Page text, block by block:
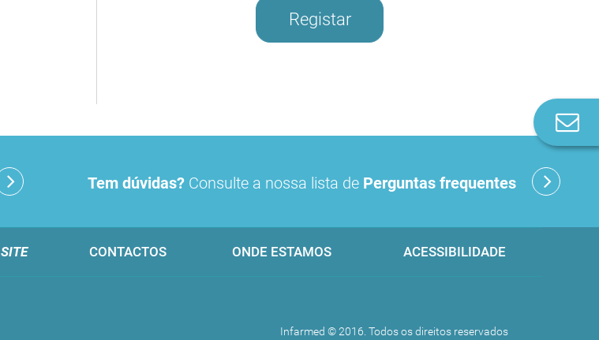
Registar
Tem dúvidas? Consulte a nossa lista de Perguntas frequentes
SITE CONTACTOS ONDE ESTAMOS ACESSIBILIDADE
Infarmed © 2016. Todos os direitos reservados